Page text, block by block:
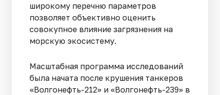
широкому перечню параметров
позволяет объективно оценить
совокупное влияние загрязнения на
морскую экосистему.
Масштабная программа исследований
была начата после крушения танкеров
«Волгонефть-212» и «Волгонефть-239» в